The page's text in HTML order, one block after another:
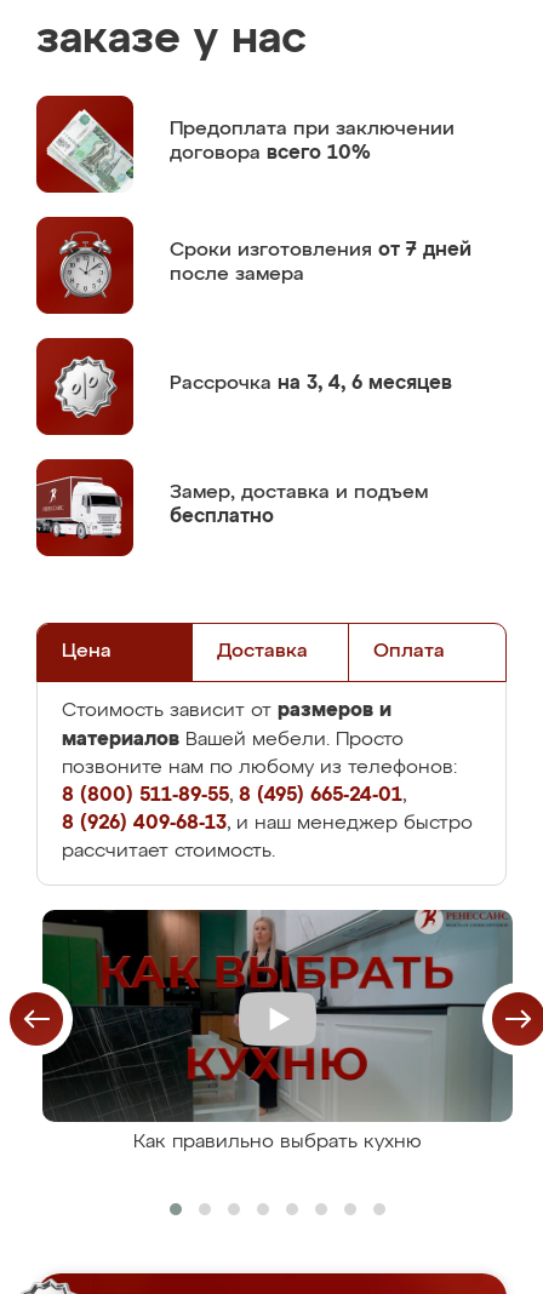
заказе у нас
Предоплата при заключении
договора всего 10%
Сроки изготовления от 7 дней
после замера
Рассрочка на 3, 4, 6 месяцев
Замер, доставка и подъем
бесплатно
Цена Доставка Оплата
Стоимость зависит от размеров и
материалов Вашей мебели. Просто
позвоните нам по любому из телефонов:
8 (800) 511-89-55, 8 (495) 665-24-01,
8 (926) 409-68-13, и наш менеджер быстро
рассчитает стоимость.
Как правильно выбрать кухню